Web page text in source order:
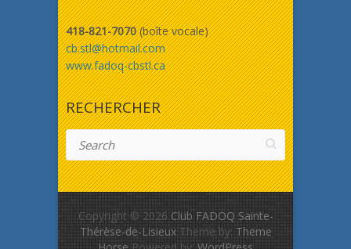
418-821-7070(boîte vocale)
cb.stl@hotmail.com
www.fadoq-cbstl.ca
RECHERCHER
Copyright © 2026 Club FADOQ Sainte-
Thérèse-de-LisieuxTheme by: Theme